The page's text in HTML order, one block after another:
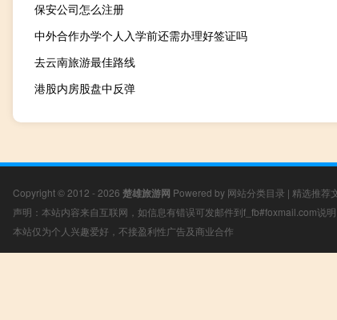
保安公司怎么注册
中外合作办学个人入学前还需办理好签证吗
去云南旅游最佳路线
港股内房股盘中反弹
Copyright © 2012 - 2026 楚雄旅游网 Powered by 网站分类目录 | 精选推荐
声明：本站内容来自互联网，如信息有错误可发邮件到f_fb#foxmail.com说
本站仅为个人兴趣爱好，不接盈利性广告及商业合作